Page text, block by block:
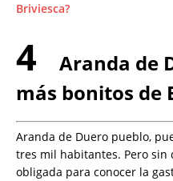
Briviesca?
4
Aranda de
más bonitos de
Aranda de Duero pueblo,
tres mil habitantes. Pero sin
obligada para conocer la